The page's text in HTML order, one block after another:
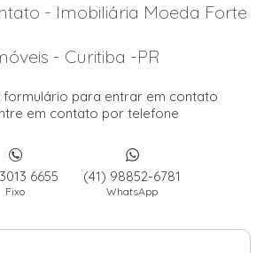
- Imobiliária Moeda Forte
- Curitiba -PR
formulário para entrar em contato
em contato por telefone
6655
Fixo
(41) 98852-6781
WhatsApp